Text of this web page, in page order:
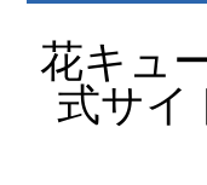
花キュ
式サイ